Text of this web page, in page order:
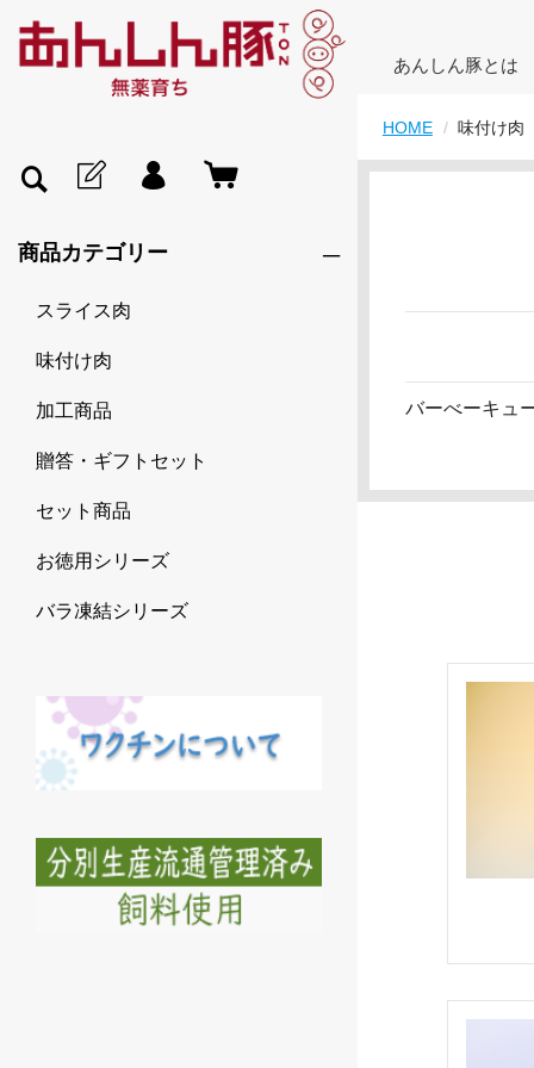
あんしん豚とは
商品カテゴリー
スライス肉
味付け肉
加工商品
贈答・ギフトセット
セット商品
お徳用シリーズ
バラ凍結シリーズ
HOME 味付け肉
バーべーキュ